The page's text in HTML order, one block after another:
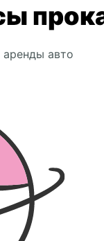
5
авто